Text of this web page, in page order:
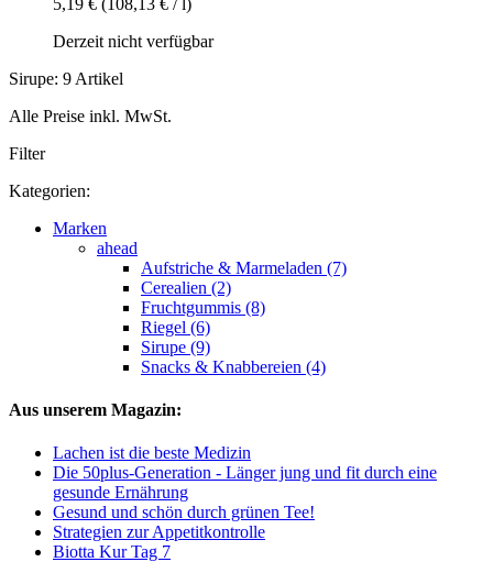
Derzeit nicht verfügbar
Sirupe: 9 Artikel
Alle Preise inkl. MwSt.
Filter
Kategorien:
Marken
ahead
Aufstriche & Marmeladen (7)
Cerealien (2)
Fruchtgummis (8)
Riegel (6)
Sirupe (9)
Snacks & Knabbereien (4)
Aus unserem Magazin:
Lachen ist die beste Medizin
Die 50plus-Generation - Länger jung und fit durch eine
gesunde Ernährung
Gesund und schön durch grünen Tee!
Strategien zur Appetitkontrolle
Biotta Kur Tag 7